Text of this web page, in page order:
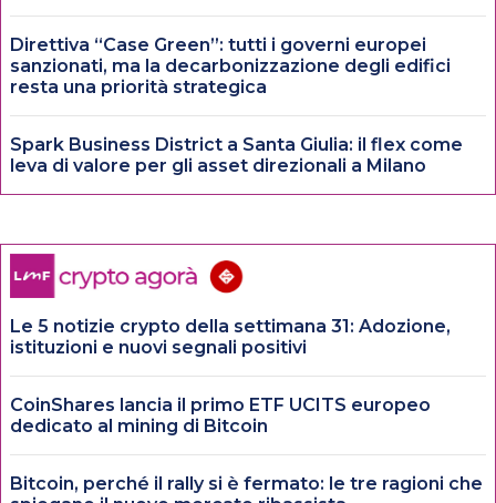
Direttiva “Case Green”: tutti i governi europei
sanzionati, ma la decarbonizzazione degli edifici
resta una priorità strategica
Spark Business District a Santa Giulia: il flex come
leva di valore per gli asset direzionali a Milano
Le 5 notizie crypto della settimana 31: Adozione,
istituzioni e nuovi segnali positivi
CoinShares lancia il primo ETF UCITS europeo
dedicato al mining di Bitcoin
Bitcoin, perché il rally si è fermato: le tre ragioni che